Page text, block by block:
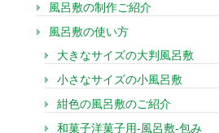
風呂敷の制作ご紹介
風呂敷の使い方
大きなサイズの大判風呂敷
小さなサイズの小風呂敷
紺色の風呂敷のご紹介
和菓子洋菓子用-風呂敷-包み